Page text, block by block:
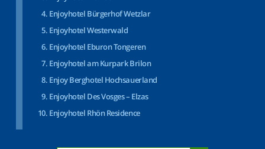
Enjoyhotel Bürgerhof Wetzlar
Enjoyhotel Westerwald
Enjoyhotel Eburon Tongeren
Enjoyhotel am Kurpark Brilon
Enjoy Berghotel Hochsauerland
Enjoyhotel Des Vosges – Elzas
Enjoyhotel Rhön Residence